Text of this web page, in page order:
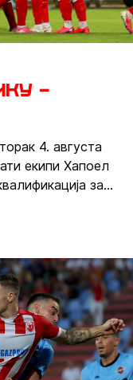
–
4. августа
екипи Хапоел
за